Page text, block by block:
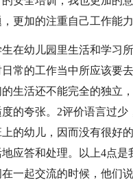
更加的注重自己工作能
在幼儿园里生活和学习
常的工作当中所应该要
生活还不能完全的独立
的夸张。2评价语言过
的幼儿，因而没有很好
应答和处理。以上4点
一起交流的时候，他们